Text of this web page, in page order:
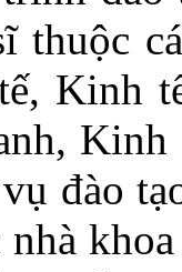
thuộc
Kinh
Kinh
đào